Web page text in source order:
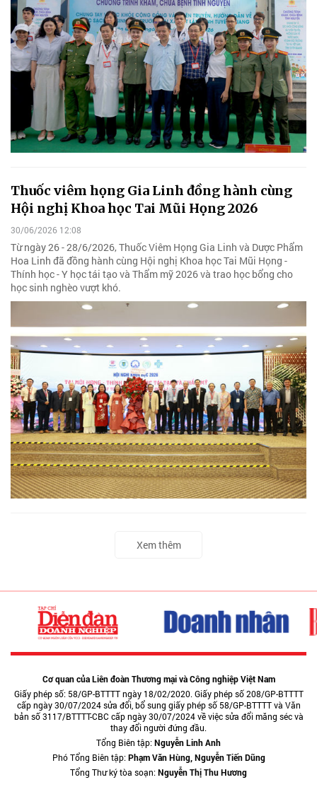
Thuốc viêm họng Gia Linh đồng hành cùng
Hội nghị Khoa học Tai Mũi Họng 2026
30/06/2026 12:08
Từ ngày 26 - 28/6/2026, Thuốc Viêm Họng Gia Linh và Dược Phẩm
Hoa Linh đã đồng hành cùng Hội nghị Khoa học Tai Mũi Họng -
Thính học - Y học tái tạo và Thẩm mỹ 2026 và trao học bổng cho
học sinh nghèo vượt khó.
Xem thêm
Cơ quan của Liên đoàn Thương mại và Công nghiệp Việt Nam
Giấy phép số: 58/GP-BTTTT ngày 18/02/2020. Giấy phép số 208/GP-BTTTT
cấp ngày 30/07/2024 sửa đổi, bổ sung giấy phép số 58/GP-BTTTT và Văn
bản số 3117/BTTTT-CBC cấp ngày 30/07/2024 về việc sửa đổi măng séc và
thay đổi người đứng đầu.
Tổng Biên tập:Nguyễn Linh Anh
Phó Tổng Biên tập:Phạm Văn Hùng, Nguyễn Tiến Dũng
Tổng Thư ký tòa soạn:Nguyễn Thị Thu Hương